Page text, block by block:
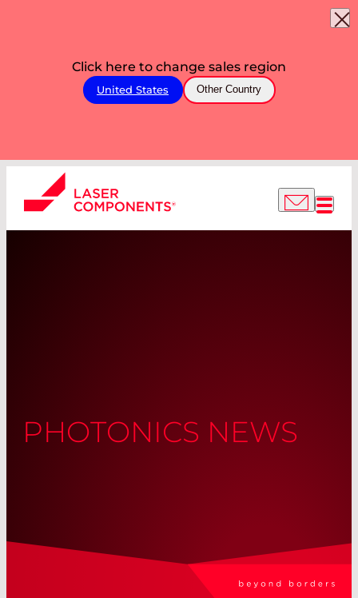
Click here to change sales region
United States Other Country
PHOTONICS NEWS